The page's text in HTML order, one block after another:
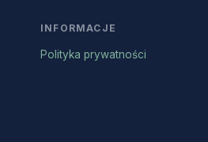
INFORMACJE
Polityka prywatności